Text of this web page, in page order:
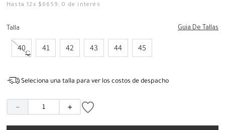
Hasta12 x $ 6659 ,0 de interés
Talla Guia De Tallas
40 41 42 43 44 45
Seleciona una talla para ver los costos de despacho
＋
－